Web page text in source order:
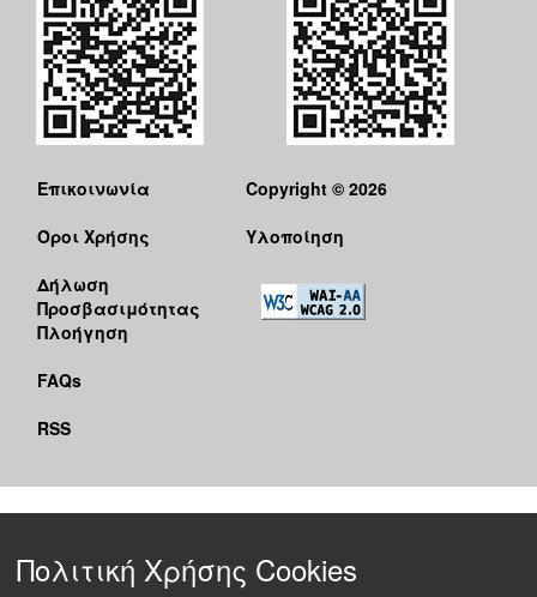
Επικοινωνία
Όροι Χρήσης
Δήλωση
Προσβασιμότητας
Πλοήγηση
FAQs
RSS
Copyright © 2026
Υλοποίηση
Πολιτική Χρήσης Cookies